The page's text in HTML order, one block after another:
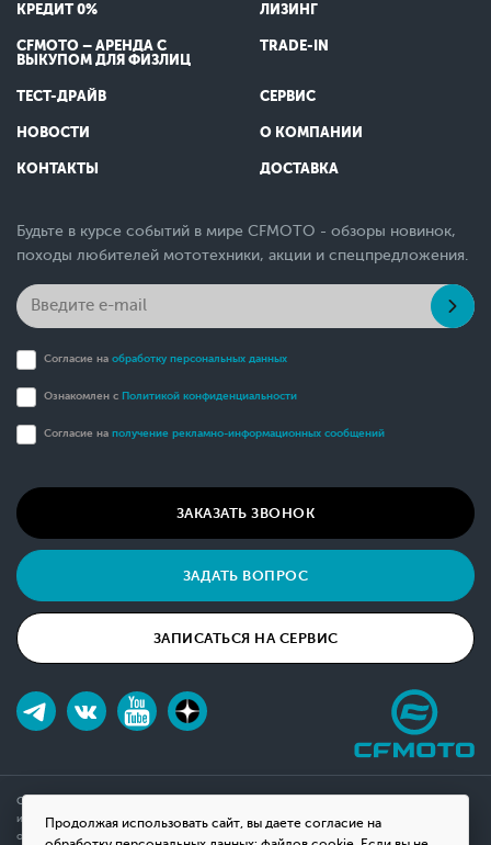
Продолжая использовать сайт, вы даете согласие на
КРЕДИТ 0% ЛИЗИНГ
CFMOTO – АРЕНДА С
ВЫКУПОМ ДЛЯ ФИЗЛИЦ
TRADE-IN
ТЕСТ-ДРАЙВ СЕРВИС
НОВОСТИ О КОМПАНИИ
КОНТАКТЫ ДОСТАВКА
Будьте в курсе событий в мире CFMOTO - обзоры новинок,
походы любителей мототехники, акции и спецпредложения.
Согласие на обработку персональных данных
Ознакомлен с Политикой конфиденциальности
Согласие на получение рекламно-информационных сообщений
ЗАКАЗАТЬ ЗВОНОК
ЗАДАТЬ ВОПРОС
ЗАПИСАТЬСЯ НА СЕРВИС
Обращаем ваше внимание на то, что данный интернет-сайт носит исключительно
информационный характер и ни при каких условиях не является публичной офертой,
определяемой положениями Статьи 437(2) Гражданского кодекса Российской